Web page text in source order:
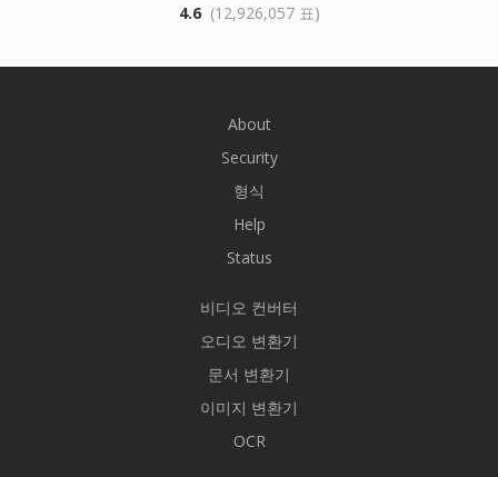
4.6 (12,926,057 표)
About
Security
형식
Help
Status
비디오 컨버터
오디오 변환기
문서 변환기
이미지 변환기
OCR